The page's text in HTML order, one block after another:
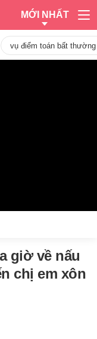
MỚI NHẤT
vụ điểm toán bất
giờ về nấu
chị em xôn